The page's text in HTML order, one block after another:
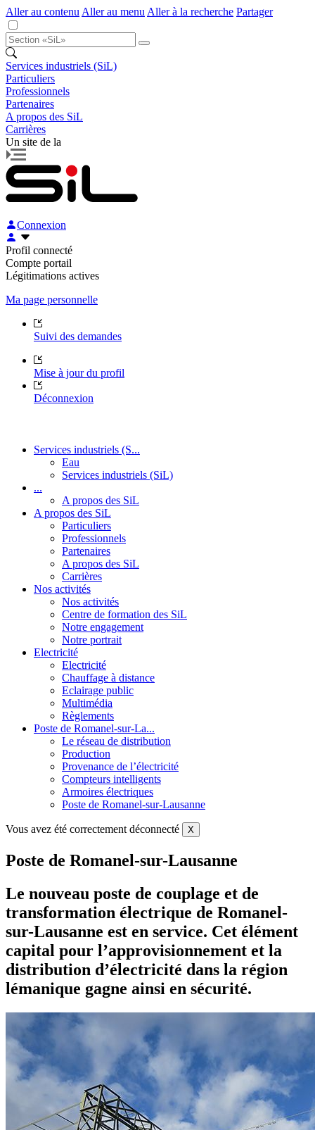
Aller au contenu Aller au menu Aller à la recherche Partager
Services industriels (SiL)
Particuliers
Professionnels
Partenaires
A propos des SiL
Carrières
Un site de la
Connexion
Profil connecté
Compte portail
Légitimations actives
Ma page personnelle
Suivi des demandes
Mise à jour du profil
Déconnexion
Services industriels (S...
Eau
Services industriels (SiL)
...
A propos des SiL
A propos des SiL
Particuliers
Professionnels
Partenaires
A propos des SiL
Carrières
Nos activités
Nos activités
Centre de formation des SiL
Notre engagement
Notre portrait
Electricité
Electricité
Chauffage à distance
Eclairage public
Multimédia
Règlements
Poste de Romanel-sur-La...
Le réseau de distribution
Production
Provenance de l’électricité
Compteurs intelligents
Armoires électriques
Poste de Romanel-sur-Lausanne
Vous avez été correctement déconnecté X
Poste de Romanel-sur-Lausanne
Le nouveau poste de couplage et de
transformation électrique de Romanel-
sur-Lausanne est en service. Cet élément
capital pour l’approvisionnement et la
distribution d’électricité dans la région
lémanique gagne ainsi en sécurité.